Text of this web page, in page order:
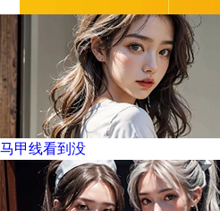
马甲线看到没